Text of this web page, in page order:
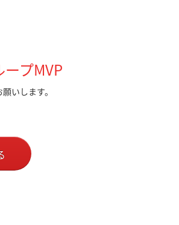
プMVP
いします。